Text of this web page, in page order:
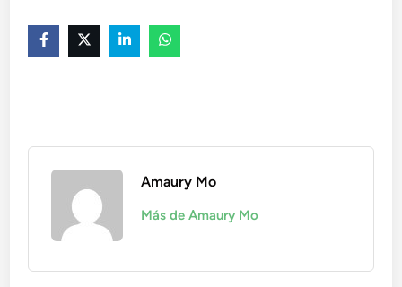
Amaury Mo
Más de Amaury Mo